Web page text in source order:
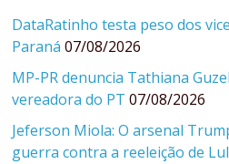
DataRatinho testa peso dos
Paraná 07/08/2026
MP-PR denuncia Tathiana
vereadora do PT 07/08/2026
Jeferson Miola: O arsenal
guerra contra a reeleição de